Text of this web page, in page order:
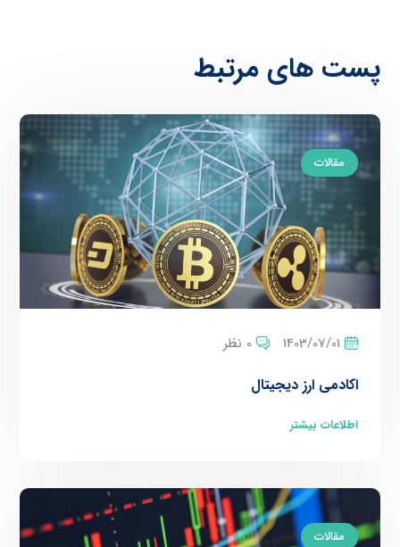
پست های مرتبط
مقالات
1403/07/01 0 نظر
اکادمی ارز دیجیتال
اطلاعات بیشتر
مقالات